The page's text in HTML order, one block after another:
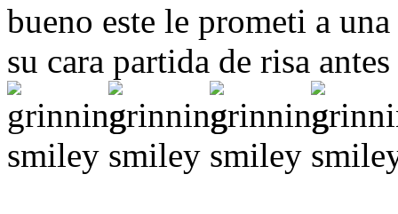
bueno este le prometi a
su cara partida de risa